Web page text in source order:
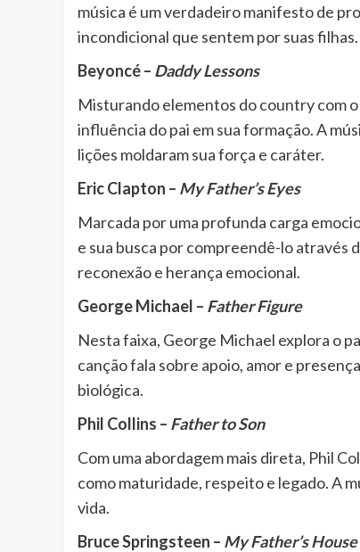
música é um verdadeiro manifesto de
incondicional que sentem por suas filhas.
Beyoncé – Daddy Lessons
Misturando elementos do country com
influência do pai em sua formação. A
lições moldaram sua força e caráter.
Eric Clapton – My Father’s Eyes
Marcada por uma profunda carga
e sua busca por compreendê-lo através
reconexão e herança emocional.
George Michael – Father Figure
Nesta faixa, George Michael explora o
canção fala sobre apoio, amor e
biológica.
Phil Collins – Father to Son
Com uma abordagem mais direta, Phil
como maturidade, respeito e legado. A
vida.
Bruce Springsteen – My Father’s House